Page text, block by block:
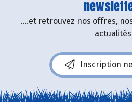
....et retrouvez nos offres,
Inscription